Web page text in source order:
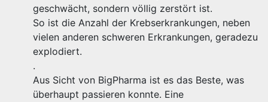
geschwächt, sondern völlig zerstört ist.
So ist die Anzahl der Krebserkrankungen, neben
vielen anderen schweren Erkrankungen, geradezu
explodiert.
.
Aus Sicht von BigPharma ist es das Beste, was
überhaupt passieren konnte. Eine